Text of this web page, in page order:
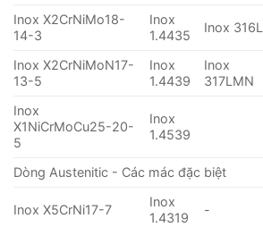
Inox X2CrNiMo18-
14-3
Inox
1.4435
Inox 316L
Inox X2CrNiMoN17-
13-5
Inox
1.4439
Inox
317LMN
Inox
X1NiCrMoCu25-20-
5
Inox
1.4539
Dòng Austenitic - Các mác đặc biệt
Inox X5CrNi17-7
Inox
1.4319
-